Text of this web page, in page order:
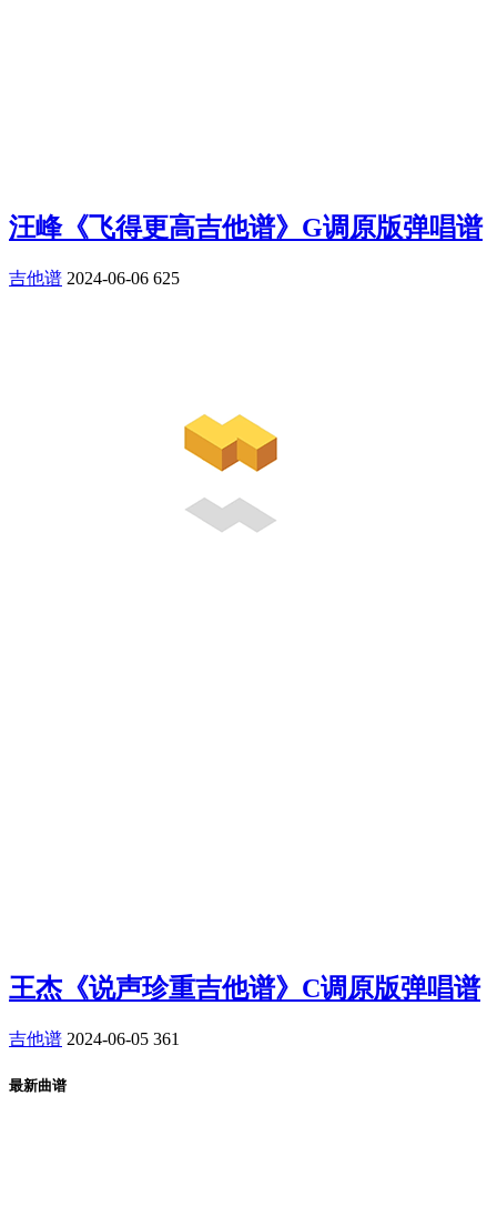
汪峰《飞得更高吉他谱》G调原版弹唱谱
吉他谱 2024-06-06 625
王杰《说声珍重吉他谱》C调原版弹唱谱
吉他谱 2024-06-05 361
最新曲谱